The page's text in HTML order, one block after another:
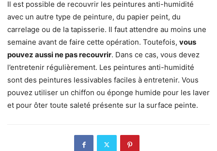
Il est possible de recouvrir les peintures anti-humidité
avec un autre type de peinture, du papier peint, du
carrelage ou de la tapisserie. Il faut attendre au moins une
semaine avant de faire cette opération. Toutefois, vous
pouvez aussi ne pas recouvrir. Dans ce cas, vous devez
l’entretenir régulièrement. Les peintures anti-humidité
sont des peintures lessivables faciles à entretenir. Vous
pouvez utiliser un chiffon ou éponge humide pour les laver
et pour ôter toute saleté présente sur la surface peinte.